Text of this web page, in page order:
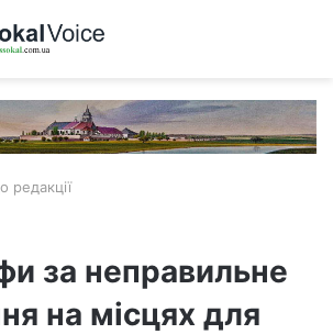
редакції
за неправильне
на місцях для